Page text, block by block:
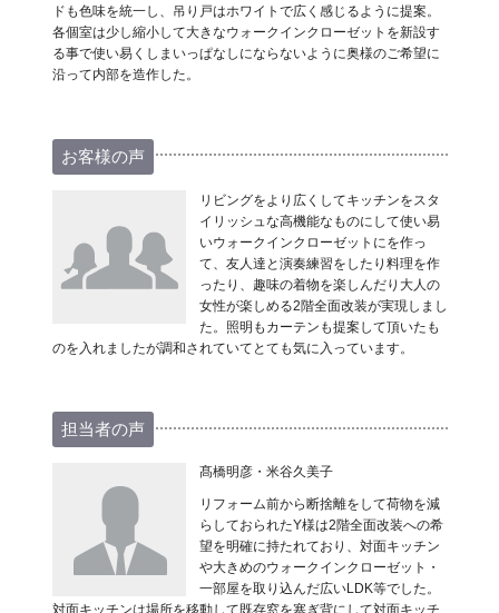
ドも色味を統一し、吊り戸はホワイトで広く感じるように提案。
各個室は少し縮小して大きなウォークインクローゼットを新設す
る事で使い易くしまいっぱなしにならないように奥様のご希望に
沿って内部を造作した。
お客様の声
リビングをより広くしてキッチンをスタ
イリッシュな高機能なものにして使い易
いウォークインクローゼットにを作っ
て、友人達と演奏練習をしたり料理を作
ったり、趣味の着物を楽しんだり大人の
女性が楽しめる2階全面改装が実現しまし
た。照明もカーテンも提案して頂いたも
のを入れましたが調和されていてとても気に入っています。
担当者の声
髙橋明彦・米谷久美子
リフォーム前から断捨離をして荷物を減
らしておられたY様は2階全面改装への希
望を明確に持たれており、対面キッチン
や大きめのウォークインクローゼット・
一部屋を取り込んだ広いLDK等でした。
対面キッチンは場所を移動して既存窓を塞ぎ背にして対面キッチ